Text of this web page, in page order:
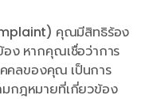
คุณมีสิทธิร้อง
ง หากคุณเชื่อว่าการ
คคลของคุณ เป็นการ
กฎหมายที่เกี่ยวข้อง